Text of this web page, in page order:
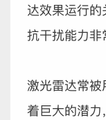
达效果运行
抗干扰能力非
激光雷达常
着巨大的潜力